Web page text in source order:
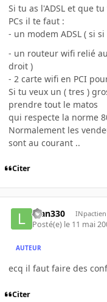
Si tu as l'ADSL et que
PCs il te faut :
- un modem ADSL ( si si
- un routeur wifi relié au
droit )
- 2 carte wifi en PCI
Si tu veux un ( tres )
prendre tout le matos
qui respecte la norme
Normalement les
sont au courant ..
Citer
luan330 INpactien
Posté(e) le 11 mai
AUTEUR
ecq il faut faire des
Citer